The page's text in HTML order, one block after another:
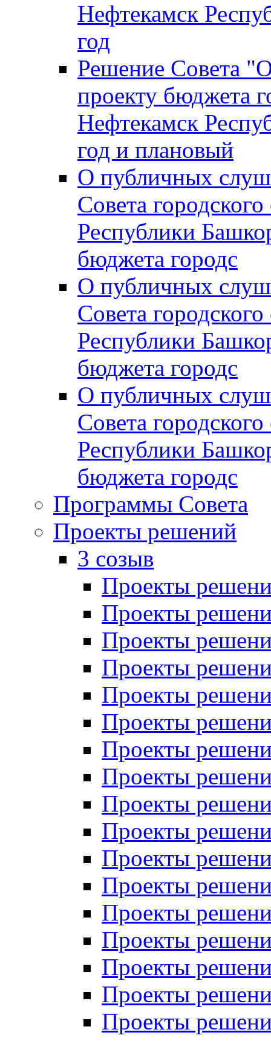
Нефтекамск
год
Решение Совета
проекту бюджета
Нефтекамск
год и плановый
О публичных
Совета
Республики
бюджета городс
О публичных
Совета
Республики
бюджета городс
О публичных
Совета
Республики
бюджета городс
Программы Совета
Проекты решений
3 созыв
Проекты
Проекты
Проекты
Проекты
Проекты
Проекты
Проекты
Проекты
Проекты
Проекты
Проекты
Проекты
Проекты
Проекты
Проекты
Проекты
Проекты